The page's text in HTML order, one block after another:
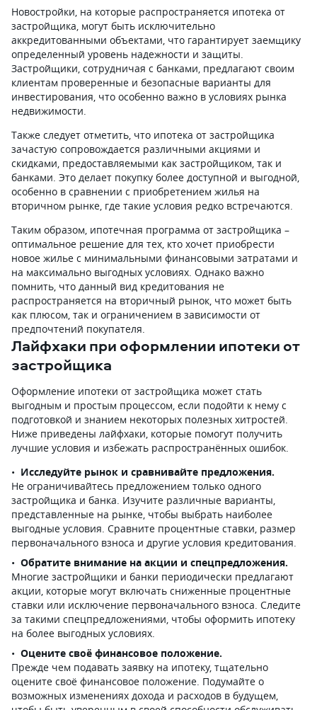
Новостройки, на которые распространяется ипотека от
застройщика, могут быть исключительно
аккредитованными объектами, что гарантирует заемщику
определенный уровень надежности и защиты.
Застройщики, сотрудничая с банками, предлагают своим
клиентам проверенные и безопасные варианты для
инвестирования, что особенно важно в условиях рынка
недвижимости.
Также следует отметить, что ипотека от застройщика
зачастую сопровождается различными акциями и
скидками, предоставляемыми как застройщиком, так и
банками. Это делает покупку более доступной и выгодной,
особенно в сравнении с приобретением жилья на
вторичном рынке, где такие условия редко встречаются.
Таким образом, ипотечная программа от застройщика –
оптимальное решение для тех, кто хочет приобрести
новое жилье с минимальными финансовыми затратами и
на максимально выгодных условиях. Однако важно
помнить, что данный вид кредитования не
распространяется на вторичный рынок, что может быть
как плюсом, так и ограничением в зависимости от
предпочтений покупателя.
Лайфхаки при оформлении ипотеки от
застройщика
Оформление ипотеки от застройщика может стать
выгодным и простым процессом, если подойти к нему с
подготовкой и знанием некоторых полезных хитростей.
Ниже приведены лайфхаки, которые помогут получить
лучшие условия и избежать распространённых ошибок.
Исследуйте рынок и сравнивайте предложения.
Не ограничивайтесь предложением только одного
застройщика и банка. Изучите различные варианты,
представленные на рынке, чтобы выбрать наиболее
выгодные условия. Сравните процентные ставки, размер
первоначального взноса и другие условия кредитования.
Обратите внимание на акции и спецпредложения.
Многие застройщики и банки периодически предлагают
акции, которые могут включать сниженные процентные
ставки или исключение первоначального взноса. Следите
за такими спецпредложениями, чтобы оформить ипотеку
на более выгодных условиях.
Оцените своё финансовое положение.
Прежде чем подавать заявку на ипотеку, тщательно
оцените своё финансовое положение. Подумайте о
возможных изменениях дохода и расходов в будущем,